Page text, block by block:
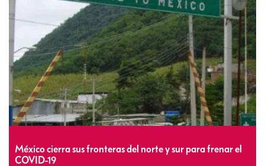
México cierra sus fronteras del norte y sur para frenar el
COVID-19